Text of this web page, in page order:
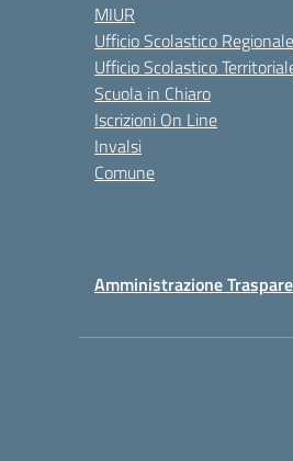
MIUR
Ufficio Scolastico Regionale
Ufficio Scolastico
Scuola in Chiaro
Iscrizioni On Line
Invalsi
Comune
Amministrazione